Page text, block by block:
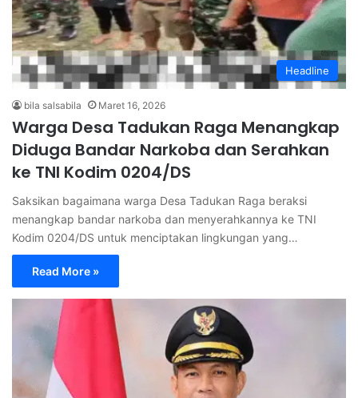
Headline
bila salsabila Maret 16, 2026
Warga Desa Tadukan Raga Menangkap
Diduga Bandar Narkoba dan Serahkan
ke TNI Kodim 0204/DS
Saksikan bagaimana warga Desa Tadukan Raga beraksi
menangkap bandar narkoba dan menyerahkannya ke TNI
Kodim 0204/DS untuk menciptakan lingkungan yang…
Read More »